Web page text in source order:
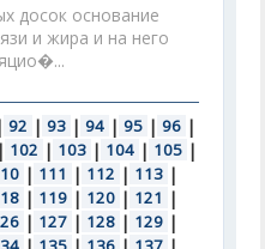
досок основание
и жира и на него
92 | 93 | 94 | 95 | 96 |
| 102 | 103 | 104 | 105 |
| 111 | 112 | 113 |
| 119 | 120 | 121 |
| 127 | 128 | 129 |